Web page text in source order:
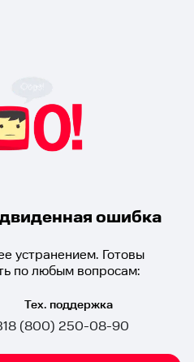
ошибка
устранением. Готовы
по любым вопросам:
Тех. поддержка
8 (800) 250-08-90